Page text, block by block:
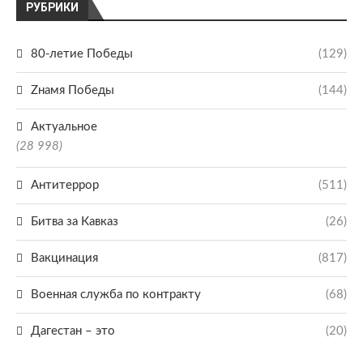
РУБРИКИ
80-летие Победы (129)
Zнамя Победы (144)
Актуальное
(28 998)
Антитеррор (511)
Битва за Кавказ (26)
Вакцинация (817)
Военная служба по контракту (68)
Дагестан – это (20)